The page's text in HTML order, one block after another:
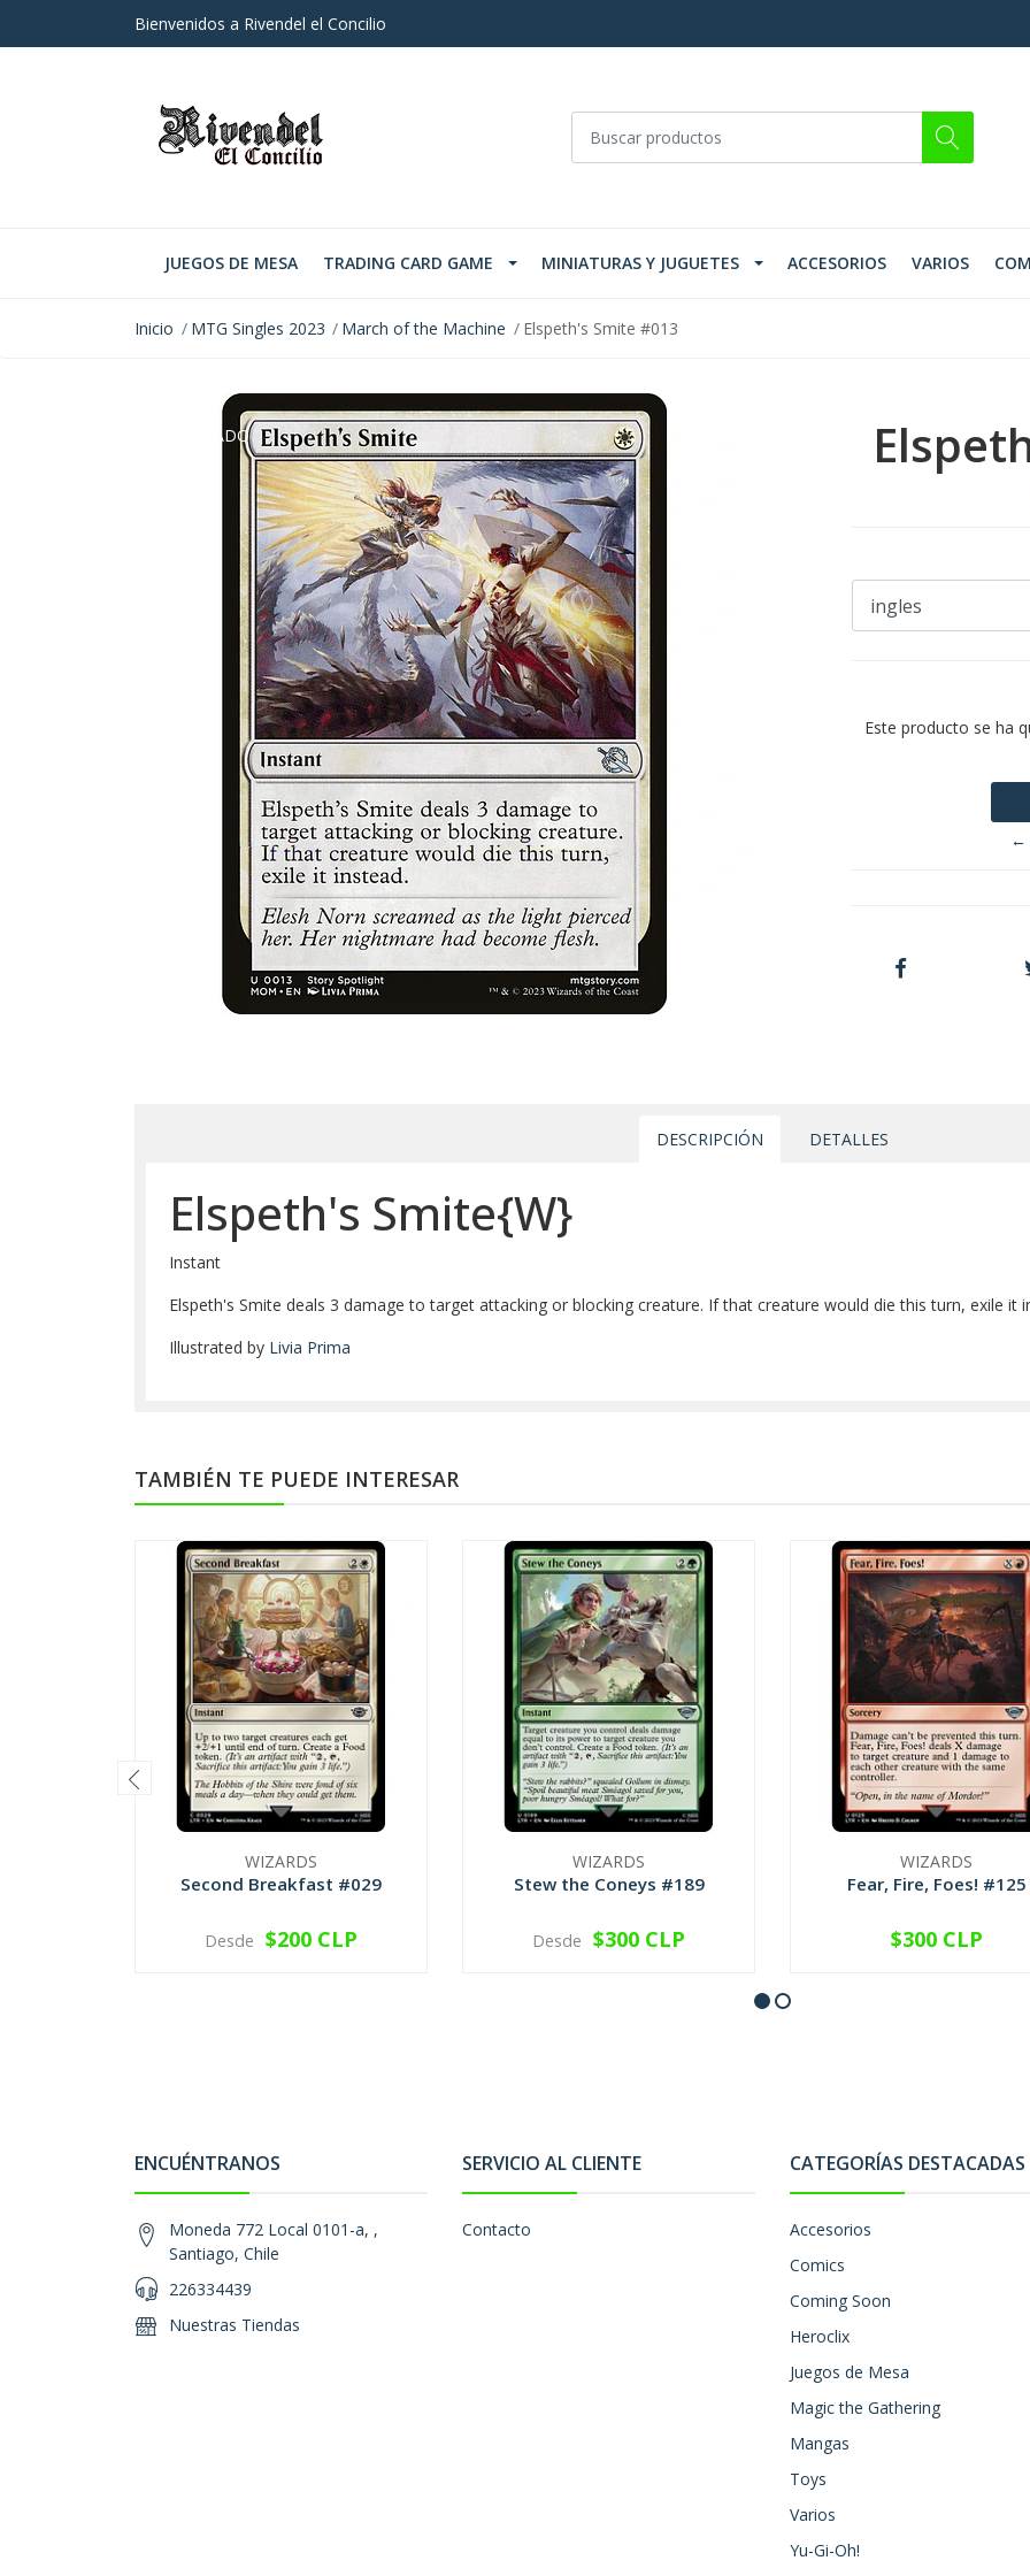
Bienvenidos a Rivendel el Concilio
JUEGOS DE MESA TRADING CARD GAME MINIATURAS Y JUGUETES ACCESORIOS VARIOS
Inicio MTG Singles 2023 March of the Machine Elspeth's Smite #013
AGOTADO
Este producto se ha
←
DESCRIPCIÓN DETALLES
Elspeth's Smite{W}
Instant
Elspeth's Smite deals 3 damage to target attacking or blocking creature. If that creature would die this turn, exile it
Illustrated by Livia Prima
TAMBIÉN TE PUEDE INTERESAR
WIZARDS
Second Breakfast #029
VER OPCIONES
Desde $200 CLP
WIZARDS
Stew the Coneys #189
VER OPCIONES
Desde $300 CLP
WIZARDS
Fear, Fire, Foes! #125
VER OPCIONES
$300 CLP
ENCUÉNTRANOS
Moneda 772 Local 0101-a, ,
Santiago, Chile
226334439
Nuestras Tiendas
SERVICIO AL CLIENTE
Contacto
CATEGORÍAS DESTACADAS
Accesorios
Comics
Coming Soon
Heroclix
Juegos de Mesa
Magic the Gathering
Mangas
Toys
Varios
Yu-Gi-Oh!